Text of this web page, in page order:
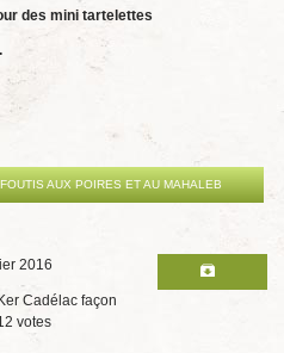
des mini tartelettes
AUX POIRES ET AU MAHALEB
2016
Cadélac façon
votes